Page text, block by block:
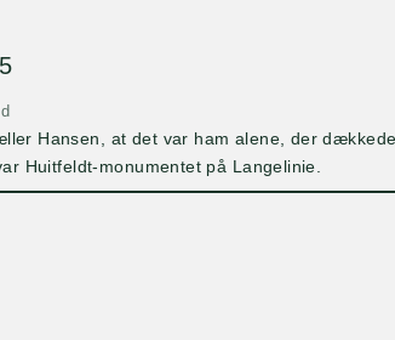
Hansen, at det var ham alene, der
Huitfeldt-monumentet på Langelinie.